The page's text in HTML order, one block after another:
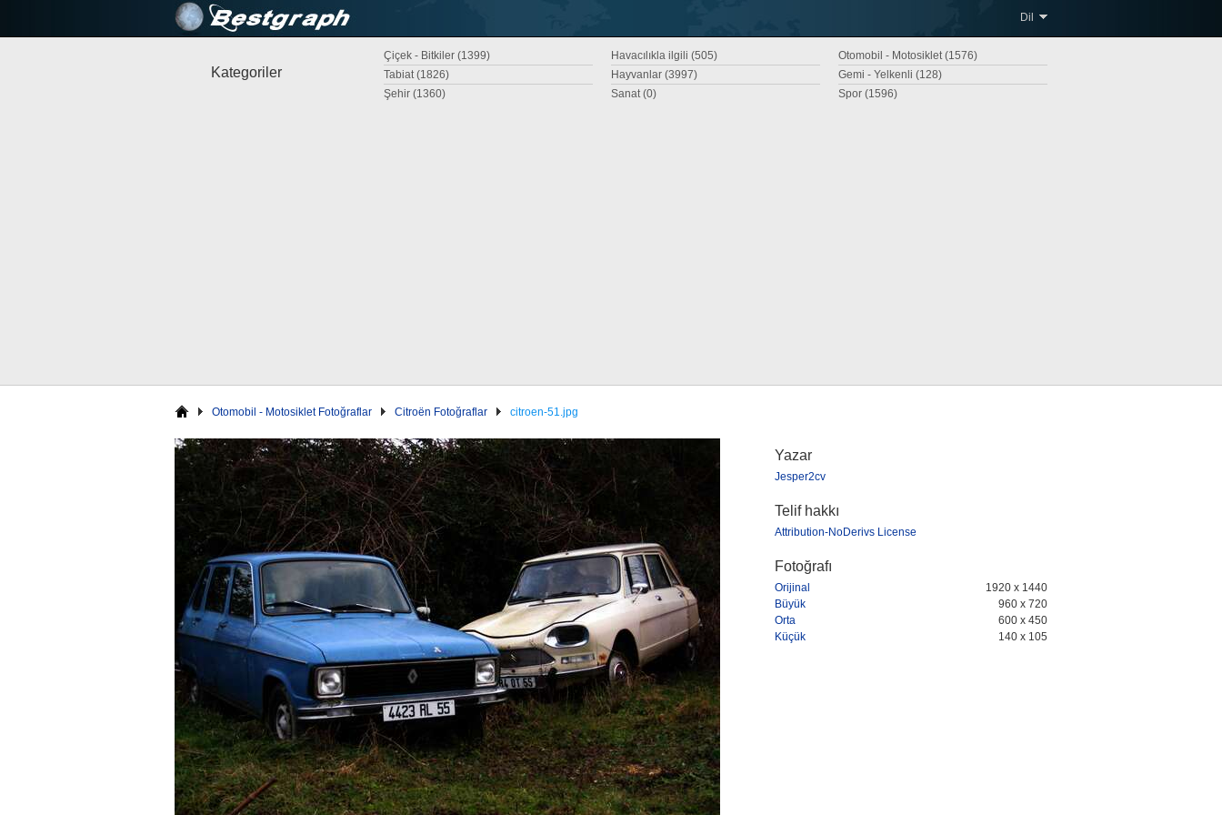
Dil
Kategoriler
Otomobil - Motosiklet (1576)
Havacılıkla ilgili (505)
Çiçek - Bitkiler (1399)
Gemi - Yelkenli (128)
Hayvanlar (3997)
Tabiat (1826)
Spor (1596)
Sanat (0)
Şehir (1360)
Otomobil - Motosiklet Fotoğraflar Citroën Fotoğraflar citroen-51.jpg
Yazar
Jesper2cv
Telif hakkı
Attribution-NoDerivs License
Fotoğrafı
Orijinal
1920 x 1440
Büyük
960 x 720
Orta
600 x 450
Küçük
140 x 105